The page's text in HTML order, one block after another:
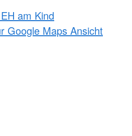
am Kind
Google Maps Ansicht